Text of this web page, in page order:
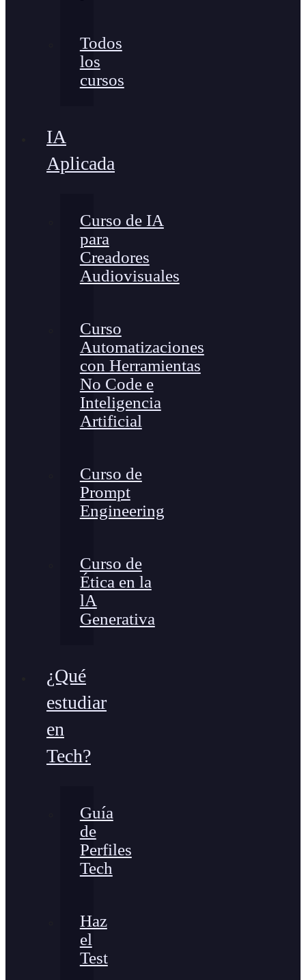
Todos
los
cursos
IA
Aplicada
Curso de IA
para
Creadores
Audiovisuales
Curso
Automatizaciones
con Herramientas
No Code e
Inteligencia
Artificial
Curso de
Prompt
Engineering
Curso de
Ética en la
lA
Generativa
¿Qué
estudiar
en
Tech?
Guía
de
Perfiles
Tech
Haz
el
Test